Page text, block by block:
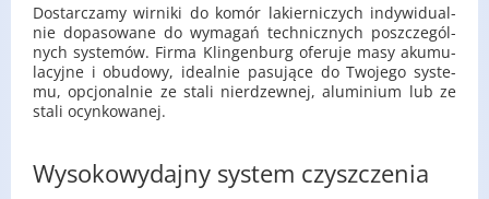
Do­star­cza­my wir­ni­ki do komór la­kier­ni­czych in­dy­wi­du­al­
nie do­pa­so­wa­ne do wy­ma­gań tech­nicz­nych po­szcze­gól­
nych sys­te­mów. Firma Klin­gen­burg ofe­ru­je masy aku­mu­
la­cyj­ne i obu­do­wy, ide­al­nie pa­su­ją­ce do Two­je­go sys­te­
mu, opcjo­nal­nie ze stali nie­rdzew­nej, alu­mi­nium lub ze
stali ocyn­ko­wa­nej.
Wysokowydajny system czyszczenia